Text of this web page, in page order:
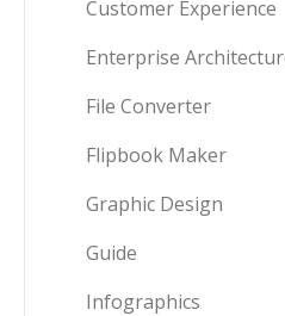
Customer Experience
Enterprise
File Converter
Flipbook Maker
Graphic Design
Guide
Infographics